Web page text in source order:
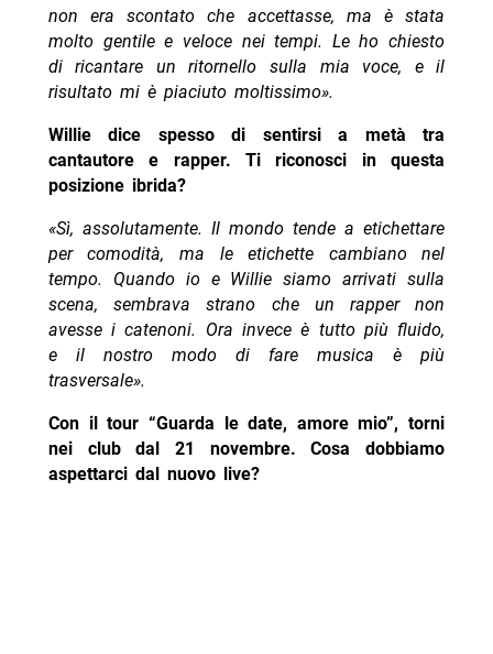
non era scontato che accettasse, ma è stata
molto gentile e veloce nei tempi. Le ho chiesto
di ricantare un ritornello sulla mia voce, e il
risultato mi è piaciuto moltissimo».
Willie dice spesso di sentirsi a metà tra
cantautore e rapper. Ti riconosci in questa
posizione ibrida?
«Sì, assolutamente. Il mondo tende a etichettare
per comodità, ma le etichette cambiano nel
tempo. Quando io e Willie siamo arrivati sulla
scena, sembrava strano che un rapper non
avesse i catenoni. Ora invece è tutto più fluido,
e il nostro modo di fare musica è più
trasversale».
Con il tour “Guarda le date, amore mio”, torni
nei club dal 21 novembre. Cosa dobbiamo
aspettarci dal nuovo live?